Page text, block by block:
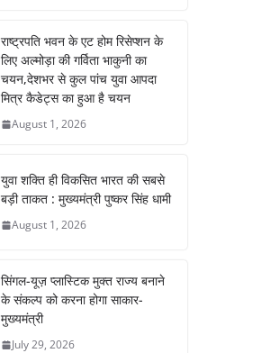
m n
राष्ट्रपति भवन के एट होम रिसेप्शन के
लिए अल्मोड़ा की गर्विता भाकुनी का
चयन,देशभर से कुल पांच युवा आपदा
मित्र कैडेट्स का हुआ है चयन
August 1, 2026
युवा शक्ति ही विकसित भारत की सबसे
बड़ी ताकत : मुख्यमंत्री पुष्कर सिंह धामी
August 1, 2026
सिंगल-यूज़ प्लास्टिक मुक्त राज्य बनाने
के संकल्प को करना होगा साकार-
मुख्यमंत्री
July 29, 2026